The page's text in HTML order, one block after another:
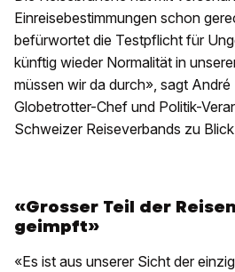
Einreisebestimmungen schon
befürwortet die Testpflicht für
künftig wieder Normalität in
müssen wir da durch», sagt
Globetrotter-Chef und Politik-
Schweizer Reiseverbands zu
«Grosser Teil der
geimpft»
«Es ist aus unserer Sicht der